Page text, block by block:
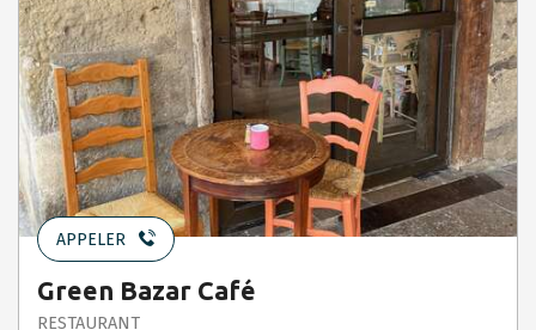
APPELER
Green Bazar Café
RESTAURANT